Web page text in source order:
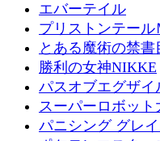
エバーテイル
プリストンテール
とある魔術の禁書
勝利の女神NIKKE
パスオブエグザイ
スーパーロボッ
パニシング グレ